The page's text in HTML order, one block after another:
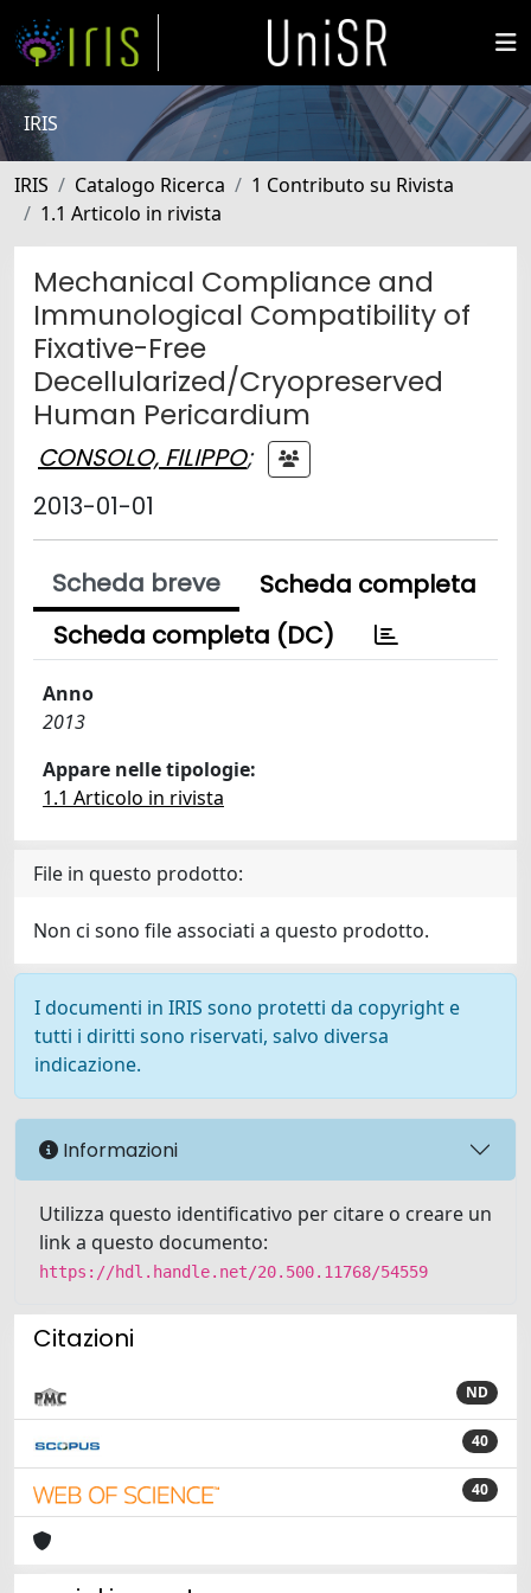
IRIS
IRIS Catalogo Ricerca
1 Contributo su Rivista
1.1 Articolo in rivista
Mechanical Compliance and
Immunological Compatibility of
Fixative-Free
Decellularized/Cryopreserved
Human Pericardium
CONSOLO, FILIPPO;
2013-01-01
Scheda breve
Scheda completa
Scheda completa (DC)
Anno
2013
Appare nelle tipologie:
1.1 Articolo in rivista
File in questo prodotto:
Non ci sono file associati a questo prodotto.
I documenti in IRIS sono protetti da copyright e
tutti i diritti sono riservati, salvo diversa
indicazione.
Informazioni
Utilizza questo identificativo per citare o creare un
link a questo documento:
https://hdl.handle.net/20.500.11768/54559
Citazioni
ND
40
40